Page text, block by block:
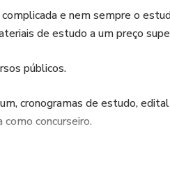
e nem sempre o
de estudo a um preço
públicos.
cronogramas de estudo,
concurseiro.
dos concursos: